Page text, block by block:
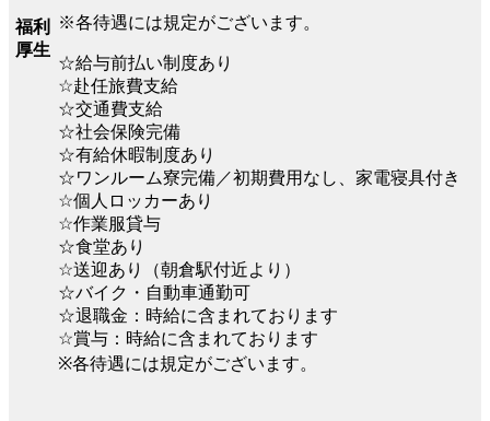
福利
厚生
※各待遇には規定がございます。
☆給与前払い制度あり
☆赴任旅費支給
☆交通費支給
☆社会保険完備
☆有給休暇制度あり
☆ワンルーム寮完備／初期費用なし、家電寝具付き
☆個人ロッカーあり
☆作業服貸与
☆食堂あり
☆送迎あり（朝倉駅付近より）
☆バイク・自動車通勤可
☆退職金：時給に含まれております
☆賞与：時給に含まれております
※各待遇には規定がございます。